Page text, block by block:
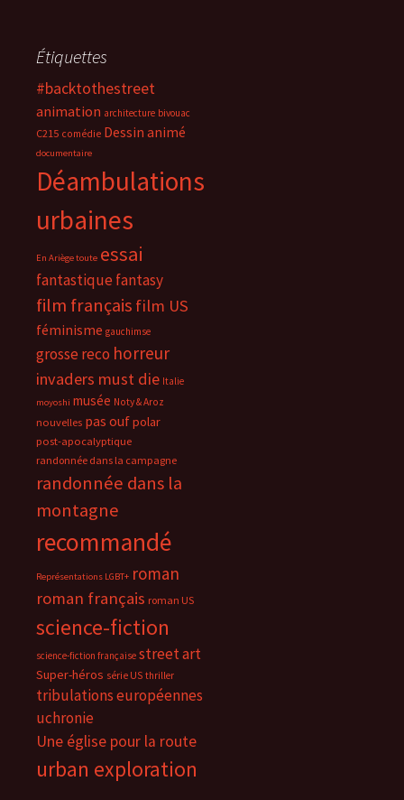
Étiquettes
#backtothestreet
animation architecture bivouac
C215 comédie Dessin animé
documentaire
Déambulations
urbaines
En Ariège toute essai
fantastiquefantasy
film français film US
féminisme gauchimse
grosse reco horreur
invaders must die Italie
moyoshi musée Noty & Aroz
nouvelles pas oufpolar
post-apocalyptique
randonnée dans la campagne
randonnée dans la
montagne
recommandé
Représentations LGBT+ roman
roman français roman US
science-fiction
science-fiction française street art
Super-héros série US thriller
tribulations européennes
uchronie
Une église pour la route
urban exploration